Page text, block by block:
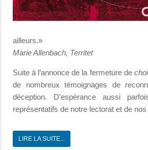
ailleurs.»
Marie Allenbach, Territet
Suite à l’annonce de la fermeture de
de nombreux témoignages de
déception. D’espérance aussi
représentatifs de notre lectorat et de
LIRE LA SUITE...